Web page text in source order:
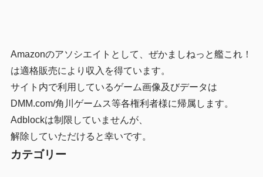
Amazonのアソシエイトとして、ぜかましねっと艦これ！
は適格販売により収入を得ています。
サイト内で利用しているゲーム画像及びデータは
DMM.com/角川ゲームス等各権利者様に帰属します。
Adblockは制限していませんが、
解除していただけると幸いです。
カテゴリー